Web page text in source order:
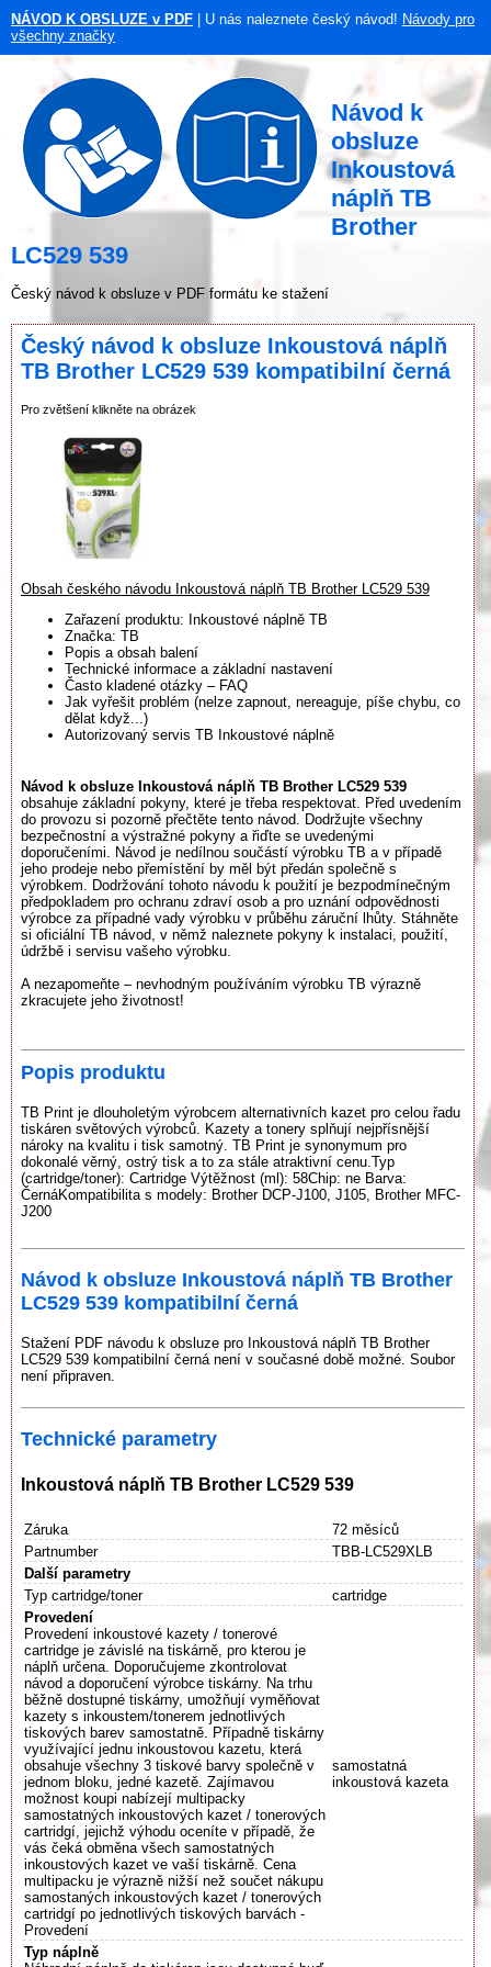
NÁVOD K OBSLUZE v PDF | U nás naleznete český návod! Návody pro
všechny značky
Návod k
obsluze
Inkoustová
náplň TB
Brother
LC529 539
Český návod k obsluze v PDF formátu ke stažení
Český návod k obsluze Inkoustová náplň
TB Brother LC529 539 kompatibilní černá
Pro zvětšení klikněte na obrázek
Obsah českého návodu Inkoustová náplň TB Brother LC529 539
Zařazení produktu: Inkoustové náplně TB
Značka: TB
Popis a obsah balení
Technické informace a základní nastavení
Často kladené otázky – FAQ
Jak vyřešit problém (nelze zapnout, nereaguje, píše chybu, co
dělat když...)
Autorizovaný servis TB Inkoustové náplně
Návod k obsluze Inkoustová náplň TB Brother LC529 539
obsahuje základní pokyny, které je třeba respektovat. Před uvedením
do provozu si pozorně přečtěte tento návod. Dodržujte všechny
bezpečnostní a výstražné pokyny a řiďte se uvedenými
doporučeními. Návod je nedílnou součástí výrobku TB a v případě
jeho prodeje nebo přemístění by měl být předán společně s
výrobkem. Dodržování tohoto návodu k použití je bezpodmínečným
předpokladem pro ochranu zdraví osob a pro uznání odpovědnosti
výrobce za případné vady výrobku v průběhu záruční lhůty. Stáhněte
si oficiální TB návod, v němž naleznete pokyny k instalaci, použití,
údržbě i servisu vašeho výrobku.
A nezapomeňte – nevhodným používáním výrobku TB výrazně
zkracujete jeho životnost!
Popis produktu
TB Print je dlouholetým výrobcem alternativních kazet pro celou řadu
tiskáren světových výrobců. Kazety a tonery splňují nejpřísnější
nároky na kvalitu i tisk samotný. TB Print je synonymum pro
dokonalé věrný, ostrý tisk a to za stále atraktivní cenu.Typ
(cartridge/toner): Cartridge Výtěžnost (ml): 58Chip: ne Barva:
ČernáKompatibilita s modely: Brother DCP-J100, J105, Brother MFC-
J200
Návod k obsluze Inkoustová náplň TB Brother
LC529 539 kompatibilní černá
Stažení PDF návodu k obsluze pro Inkoustová náplň TB Brother
LC529 539 kompatibilní černá není v současné době možné. Soubor
není připraven.
Technické parametry
Inkoustová náplň TB Brother LC529 539
Záruka
72 měsíců
Partnumber
TBB-LC529XLB
Další parametry
Typ cartridge/toner
cartridge
Provedení
Provedení inkoustové kazety / tonerové
cartridge je závislé na tiskárně, pro kterou je
náplň určena. Doporučujeme zkontrolovat
návod a doporučení výrobce tiskárny. Na trhu
běžně dostupné tiskárny, umožňují vyměňovat
kazety s inkoustem/tonerem jednotlivých
tiskových barev samostatně. Případně tiskárny
využívající jednu inkoustovou kazetu, která
obsahuje všechny 3 tiskové barvy společně v
jednom bloku, jedné kazetě. Zajímavou
možnost koupi nabízejí multipacky
samostatných inkoustových kazet / tonerových
cartridgí, jejichž výhodu oceníte v případě, že
vás čeká obměna všech samostatných
inkoustových kazet ve vaší tiskárně. Cena
multipacku je výrazně nižší než součet nákupu
samostaných inkoustových kazet / tonerových
cartridgí po jednotlivých tiskových barvách -
Provedení
samostatná
inkoustová kazeta
Typ náplně